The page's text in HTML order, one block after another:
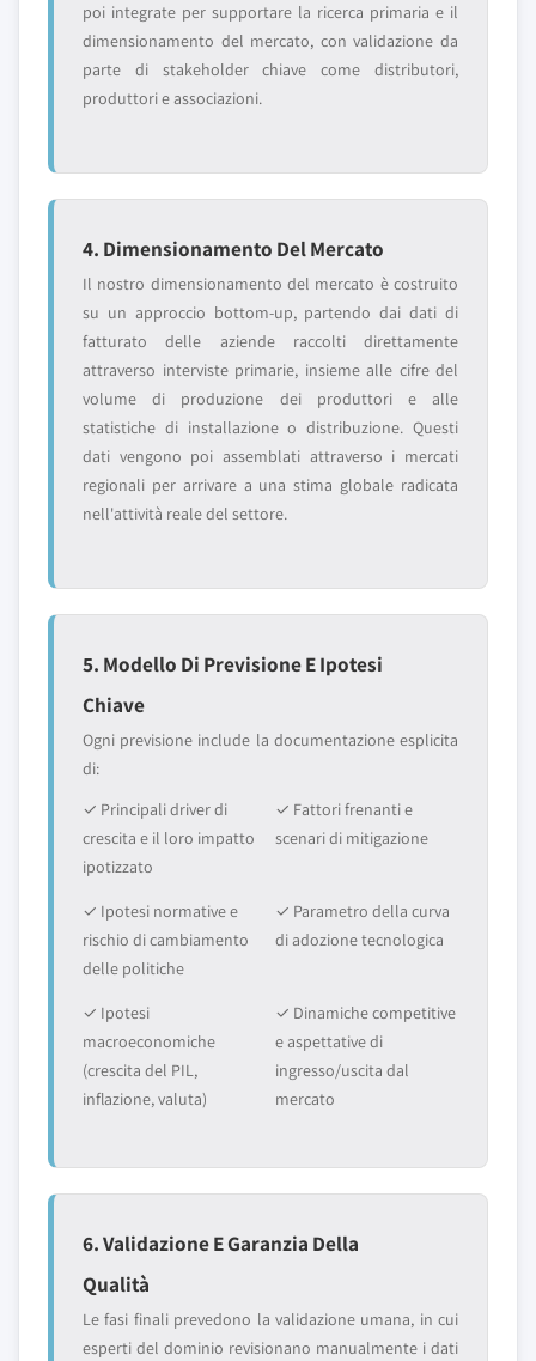
poi integrate per supportare la ricerca primaria e il
dimensionamento del mercato, con validazione da
parte di stakeholder chiave come distributori,
produttori e associazioni.
4. Dimensionamento Del Mercato
Il nostro dimensionamento del mercato è costruito
su un approccio bottom-up, partendo dai dati di
fatturato delle aziende raccolti direttamente
attraverso interviste primarie, insieme alle cifre del
volume di produzione dei produttori e alle
statistiche di installazione o distribuzione. Questi
dati vengono poi assemblati attraverso i mercati
regionali per arrivare a una stima globale radicata
nell'attività reale del settore.
5. Modello Di Previsione E Ipotesi
Chiave
Ogni previsione include la documentazione esplicita
di:
✓ Principali driver di
crescita e il loro impatto
ipotizzato
✓ Fattori frenanti e
scenari di mitigazione
✓ Ipotesi normative e
rischio di cambiamento
delle politiche
✓ Parametro della curva
di adozione tecnologica
✓ Ipotesi
macroeconomiche
(crescita del PIL,
inflazione, valuta)
✓ Dinamiche competitive
e aspettative di
ingresso/uscita dal
mercato
6. Validazione E Garanzia Della
Qualità
Le fasi finali prevedono la validazione umana, in cui
esperti del dominio revisionano manualmente i dati